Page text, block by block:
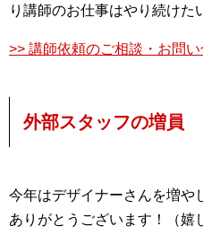
り講師のお仕事はやり続けた
>> 講師依頼のご相談・お問
外部スタッフの増員
今年はデザイナーさんを増や
ありがとうございます！（嬉